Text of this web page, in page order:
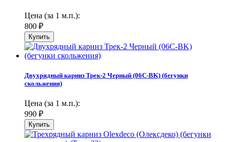
Цена (за 1 м.п.):
800 ₽
Двухрядный карниз Трек-2 Черный (06С-BK) (бегунки
скольжения)
Цена (за 1 м.п.):
990 ₽